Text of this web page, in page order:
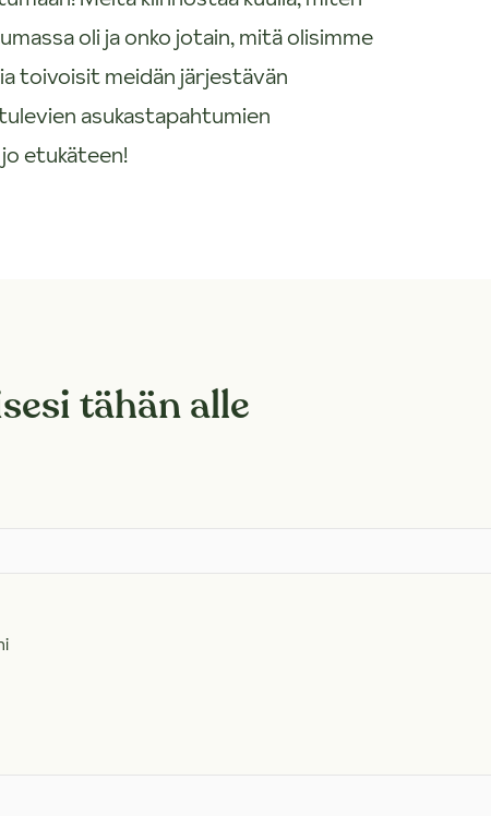
oli ja onko jotain, mitä olisimme
toivoisit meidän järjestävän
asukastapahtumien
etukäteen!
tähän alle